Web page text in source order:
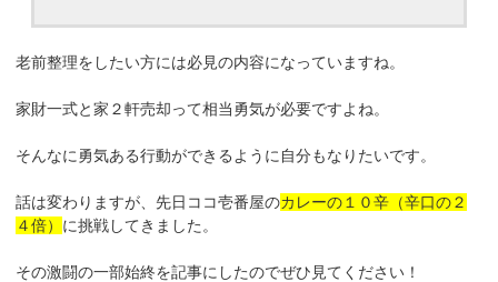
老前整理をしたい方には必見の内容になっていますね。
家財一式と家２軒売却って相当勇気が必要ですよね。
そんなに勇気ある行動ができるように自分もなりたいです。
話は変わりますが、先日ココ壱番屋のカレーの１０辛（辛口の２
４倍） に挑戦してきました。
その激闘の一部始終を記事にしたのでぜひ見てください！